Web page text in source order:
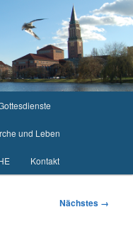
und Leben
Kontakt
Nächstes →